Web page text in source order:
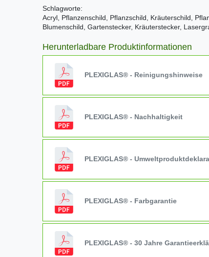
Schlagworte:
Acryl, Pflanzenschild, Pflanzschild, Kräuterschild,
Blumenschild, Gartenstecker, Kräuterstecker,
Herunterladbare Produktinformationen
PLEXIGLAS® - Reinigungshinweise
PLEXIGLAS® - Nachhaltigkeit
PLEXIGLAS® -
PLEXIGLAS® - Farbgarantie
PLEXIGLAS® - 30 Jahre